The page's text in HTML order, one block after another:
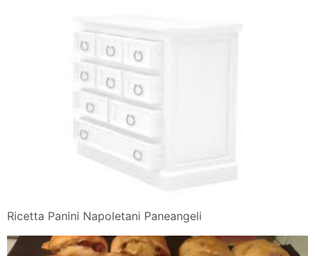
Ricetta Panini Napoletani Paneangeli